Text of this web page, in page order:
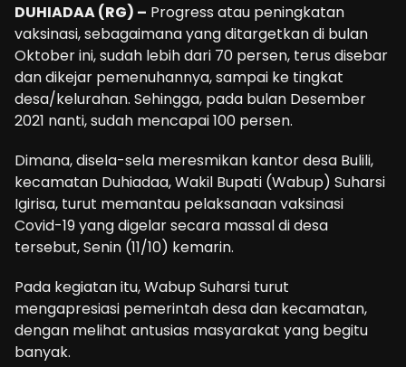
DUHIADAA (RG) – Progress atau peningkatan
vaksinasi, sebagaimana yang ditargetkan di bulan
Oktober ini, sudah lebih dari 70 persen, terus disebar
dan dikejar pemenuhannya, sampai ke tingkat
desa/kelurahan. Sehingga, pada bulan Desember
2021 nanti, sudah mencapai 100 persen.
Dimana, disela-sela meresmikan kantor desa Bulili,
kecamatan Duhiadaa, Wakil Bupati (Wabup) Suharsi
Igirisa, turut memantau pelaksanaan vaksinasi
Covid-19 yang digelar secara massal di desa
tersebut, Senin (11/10) kemarin.
Pada kegiatan itu, Wabup Suharsi turut
mengapresiasi pemerintah desa dan kecamatan,
dengan melihat antusias masyarakat yang begitu
banyak.